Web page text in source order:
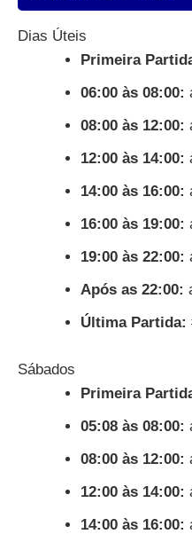
Dias Úteis
Primeira
06:00 às 08:00:
08:00 às 12:00:
12:00 às 14:00:
14:00 às 16:00:
16:00 às 19:00:
19:00 às 22:00:
Após as 22:00:
Última Partida:
Sábados
Primeira
05:08 às 08:00:
08:00 às 12:00:
12:00 às 14:00:
14:00 às 16:00: